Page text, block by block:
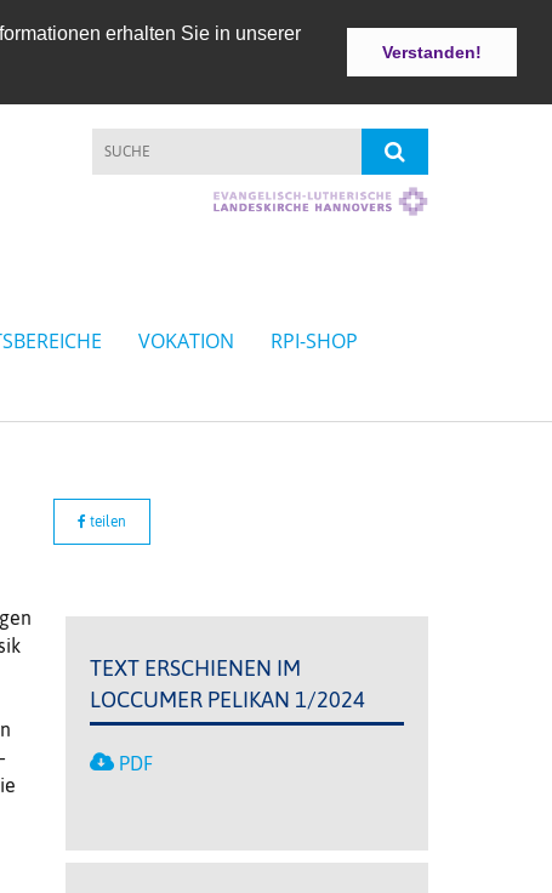
erhalten Sie in unserer
Verstanden!
VOKATION
RPI-SHOP
teilen
TEXT ERSCHIENEN IM
LOCCUMER PELIKAN 1/2024
PDF